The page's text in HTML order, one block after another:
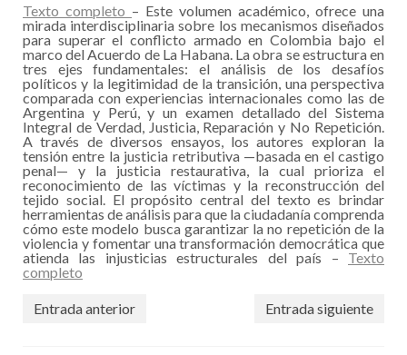
Texto completo – Este volumen académico, ofrece una
mirada interdisciplinaria sobre los mecanismos diseñados
para superar el conflicto armado en Colombia bajo el
marco del Acuerdo de La Habana. La obra se estructura en
tres ejes fundamentales: el análisis de los desafíos
políticos y la legitimidad de la transición, una perspectiva
comparada con experiencias internacionales como las de
Argentina y Perú, y un examen detallado del Sistema
Integral de Verdad, Justicia, Reparación y No Repetición.
A través de diversos ensayos, los autores exploran la
tensión entre la justicia retributiva —basada en el castigo
penal— y la justicia restaurativa, la cual prioriza el
reconocimiento de las víctimas y la reconstrucción del
tejido social. El propósito central del texto es brindar
herramientas de análisis para que la ciudadanía comprenda
cómo este modelo busca garantizar la no repetición de la
violencia y fomentar una transformación democrática que
atienda las injusticias estructurales del país – Texto
completo
Entrada anterior Entrada siguiente